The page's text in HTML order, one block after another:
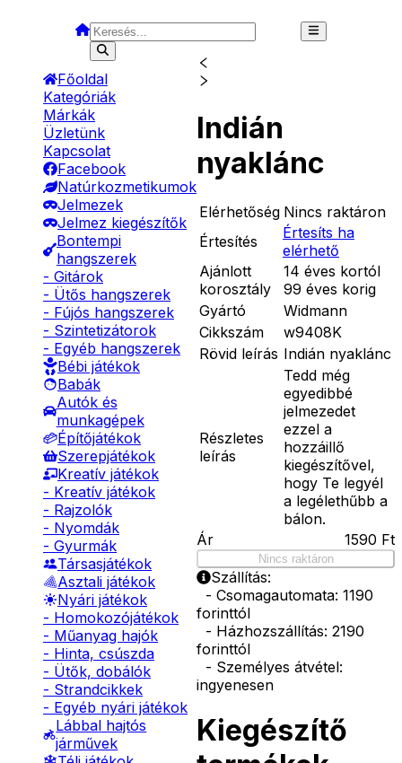
Főoldal
Kategóriák
Márkák
Üzletünk
Kapcsolat
Facebook
Natúrkozmetikumok
Jelmezek
Jelmez kiegészítők
Bontempi
hangszerek
- Gitárok
- Ütős hangszerek
- Fújós hangszerek
- Szintetizátorok
- Egyéb hangszerek
Bébi játékok
Babák
Autók és
munkagépek
Építőjátékok
Szerepjátékok
Kreatív játékok
- Kreatív játékok
- Rajzolók
- Nyomdák
- Gyurmák
Társasjátékok
Asztali játékok
Nyári játékok
- Homokozójátékok
- Műanyag hajók
- Hinta, csúszda
- Ütők, dobálók
- Strandcikkek
- Egyéb nyári játékok
Lábbal hajtós
járművek
Indián
nyaklánc
Elérhetőség Nincs raktáron
Értesítés
Értesíts ha
elérhető
Ajánlott
korosztály
14 éves kortól
99 éves korig
Gyártó
Widmann
Cikkszám
w9408K
Rövid leírás Indián nyaklánc
Részletes
leírás
Tedd még
egyedibbé
jelmezedet
ezzel a
hozzáillő
kiegészítővel,
hogy Te legyél
a legélethűbb a
bálon.
Ár
1590 Ft
Nincs raktáron
Szállítás:
- Csomagautomata: 1190
forinttól
- Házhozszállítás: 2190
forinttól
- Személyes átvétel:
ingyenesen
Kiegészítő